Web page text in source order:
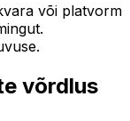
või platvorm
võrdlus